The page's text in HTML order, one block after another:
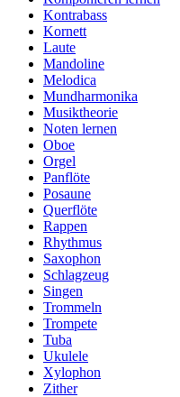
Kontrabass
Kornett
Laute
Mandoline
Melodica
Mundharmonika
Musiktheorie
Noten lernen
Oboe
Orgel
Panflöte
Posaune
Querflöte
Rappen
Rhythmus
Saxophon
Schlagzeug
Singen
Trommeln
Trompete
Tuba
Ukulele
Xylophon
Zither